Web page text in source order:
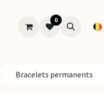
À PROPOS Aide
0
Bracelets permanents